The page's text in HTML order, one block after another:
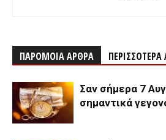
ΠΑΡΟΜΟΙΑ ΑΡΘΡΑ
Σαν σήμερα 7
σημαντικά